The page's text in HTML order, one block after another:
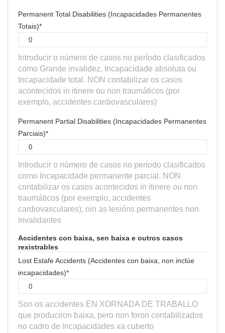
Permanent Total Disabilities (Incapacidades Permanentes
Totais)*
Introducir o número de casos no período clasificados
como Grande invalidez, Incapacidade absoluta ou
Incapacidade total. NON contabilizar os casos
acontecidos in itinere ou non traumáticos (por
exemplo, accidentes cardiovasculares)
Permanent Partial Disabilities (Incapacidades Permanentes
Parciais)*
Introducir o número de casos no período clasificados
como Incapacidade permanente parcial. NON
contabilizar os casos acontecidos in itinere ou non
traumáticos (por exemplo, accidentes
cardiovasculares), nin as lesións permanentes non
invalidantes
Accidentes con baixa, sen baixa e outros casos
rexistrables
Lost Estafe Accidents (Accidentes con baixa, non inclúe
incapacidades)*
Son os accidentes EN XORNADA DE TRABALLO
que produciron baixa, pero non foron contabilizados
no cadro de incapacidades xa cuberto